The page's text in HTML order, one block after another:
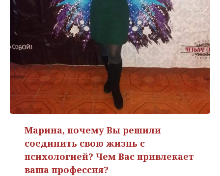
Марина, почему Вы решили
соединить свою жизнь с
психологией? Чем Вас привлекает
ваша профессия?